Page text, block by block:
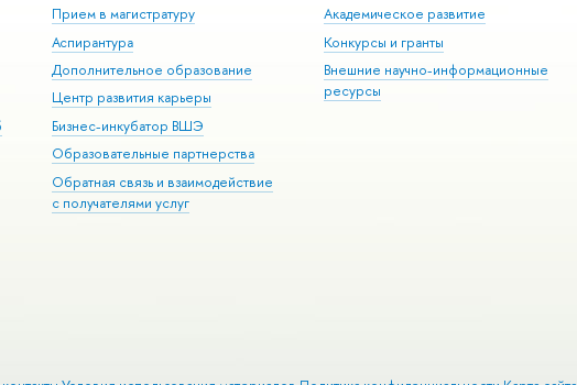
Прием в магистратуру
Аспирантура
Дополнительное образование
Центр развития карьеры
Бизнес-инкубатор ВШЭ
Образовательные партнерства
Обратная связь и взаимодействие
с получателями услуг
Академическое развитие
Конкурсы и гранты
Внешние научно-информационные
ресурсы